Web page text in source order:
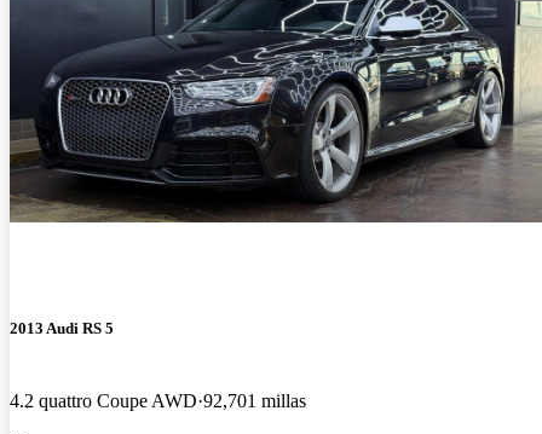
2013 Audi RS 5
4.2 quattro Coupe AWD 92,701 millas